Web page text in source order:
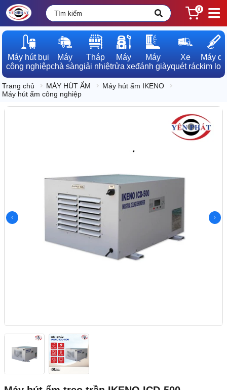
0
Máy hút bụi
công nghiệp
Máy
chà sàn
Tháp
giải nhiệt
Máy
rửa xe
Máy
đánh giày
Xe
quét rác
Máy dò
kim loại
Trang chủ MÁY HÚT ẨM
Máy hút ẩm IKENO
Máy hút ẩm công nghiệp